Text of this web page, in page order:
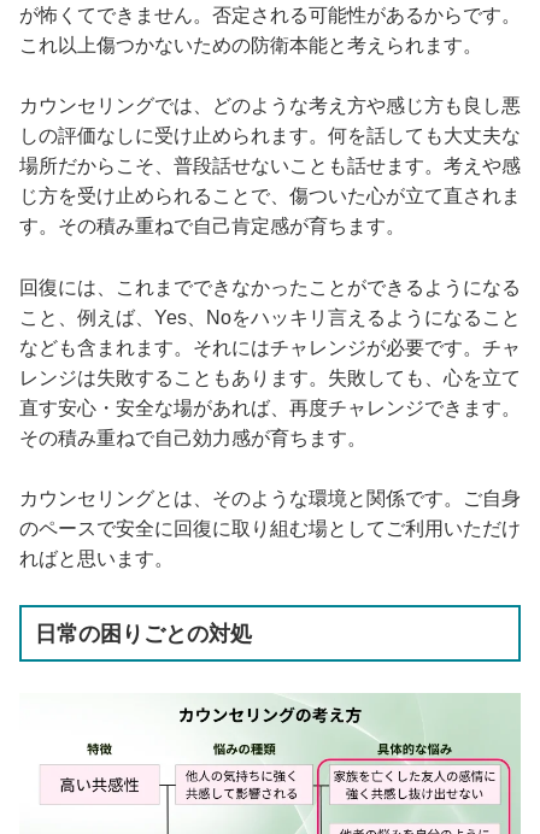
が怖くてできません。否定される可能性があるからです。
これ以上傷つかないための防衛本能と考えられます。
カウンセリングでは、どのような考え方や感じ方も良し悪
しの評価なしに受け止められます。何を話しても大丈夫な
場所だからこそ、普段話せないことも話せます。考えや感
じ方を受け止められることで、傷ついた心が立て直されま
す。その積み重ねで自己肯定感が育ちます。
回復には、これまでできなかったことができるようになる
こと、例えば、Yes、Noをハッキリ言えるようになること
なども含まれます。それにはチャレンジが必要です。チャ
レンジは失敗することもあります。失敗しても、心を立て
直す安心・安全な場があれば、再度チャレンジできます。
その積み重ねで自己効力感が育ちます。
カウンセリングとは、そのような環境と関係です。ご自身
のペースで安全に回復に取り組む場としてご利用いただけ
ればと思います。
日常の困りごとの対処